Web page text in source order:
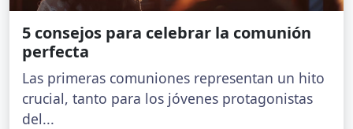
5 consejos para celebrar la comunión
perfecta
Las primeras comuniones representan un hito
crucial, tanto para los jóvenes protagonistas
del...